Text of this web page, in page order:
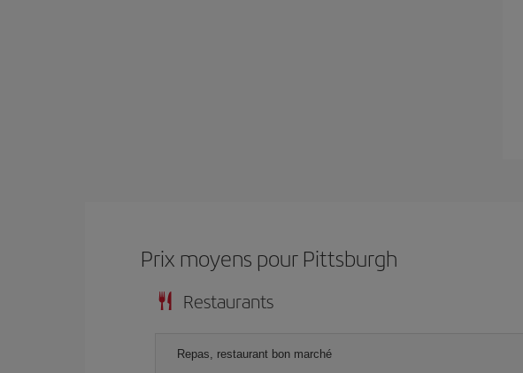
Prix ​​moyens pour Pittsburgh
Restaurants
Repas, restaurant bon marché